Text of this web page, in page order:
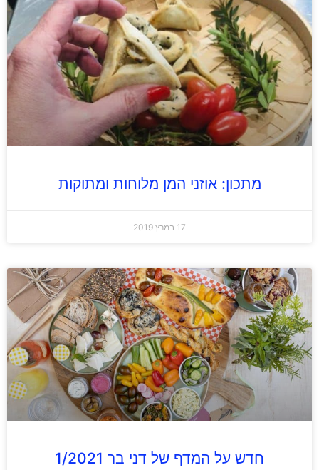
מתכון: אוזני המן מלוחות ומתוקות
17 במרץ 2019
חדש על המדף של דני בר 1/2021